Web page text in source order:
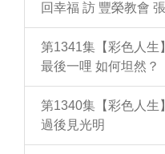
回幸福 訪 豐榮教會
第1341集【彩色人生
最後一哩 如何坦然？
第1340集【彩色人生
過後見光明